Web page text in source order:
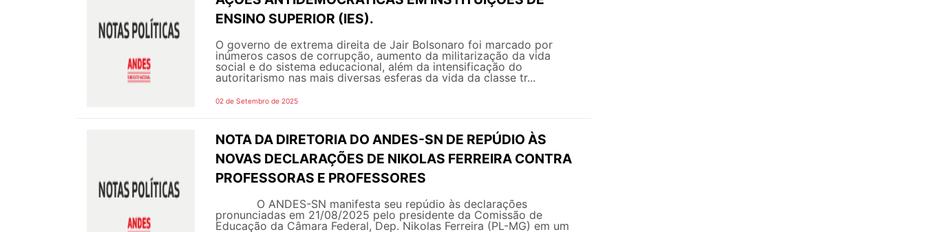
ENSINO SUPERIOR (IES).
O governo de extrema direita de Jair Bolsonaro foi marcado por
inúmeros casos de corrupção, aumento da militarização da vida
social e do sistema educacional, além da intensificação do
autoritarismo nas mais diversas esferas da vida da classe tr...
02 de Setembro de 2025
NOTA DA DIRETORIA DO ANDES-SN DE REPÚDIO ÀS
NOVAS DECLARAÇÕES DE NIKOLAS FERREIRA CONTRA
PROFESSORAS E PROFESSORES
O ANDES-SN manifesta seu repúdio às declarações
pronunciadas em 21/08/2025 pelo presidente da Comissão de
Educação da Câmara Federal, Dep. Nikolas Ferreira (PL-MG) em um